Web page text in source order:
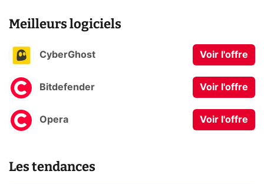
Meilleurs logiciels
CyberGhost Voir l'offre
Bitdefender Voir l'offre
Opera Voir l'offre
Les tendances